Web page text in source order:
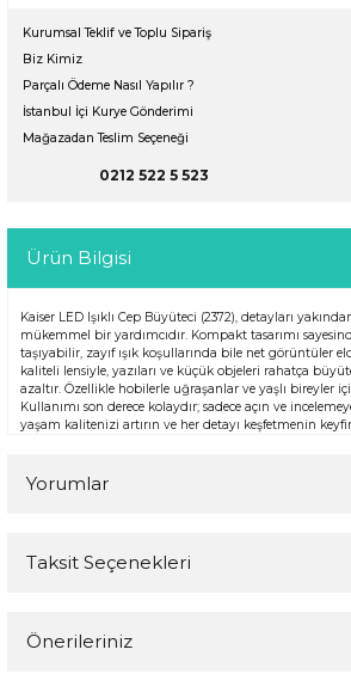
Kurumsal Teklif ve Toplu Sipariş
Biz Kimiz
Parçalı Ödeme Nasıl Yapılır ?
İstanbul İçi Kurye Gönderimi
Mağazadan Teslim Seçeneği
0212 522 5 523
Ürün Bilgisi
Kaiser LED Işıklı Cep Büyüteci (2372), detayları
mükemmel bir yardımcıdır. Kompakt tasarımı
taşıyabilir, zayıf ışık koşullarında bile net görüntüler
kaliteli lensiyle, yazıları ve küçük objeleri rahatça
azaltır. Özellikle hobilerle uğraşanlar ve yaşlı bireyler
Kullanımı son derece kolaydır; sadece açın ve
yaşam kalitenizi artırın ve her detayı keşfetmenin
Yorumlar
Taksit Seçenekleri
Önerileriniz